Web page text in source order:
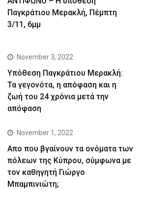
Παγκράτιου Μερακλή, Πέμπτη
3/11, 6μμ
November 3, 2022
Yπόθεση Παγκράτιου Μερακλή:
Τα γεγονότα, η απόφαση και η
ζωή του 24 χρόνια μετά την
απόφαση
November 1, 2022
Απο που βγαίνουν τα ονόματα των
πόλεων της Κύπρου, σύμφωνα με
τον καθηγητή Γιώργο
Μπαμπινιώτη;